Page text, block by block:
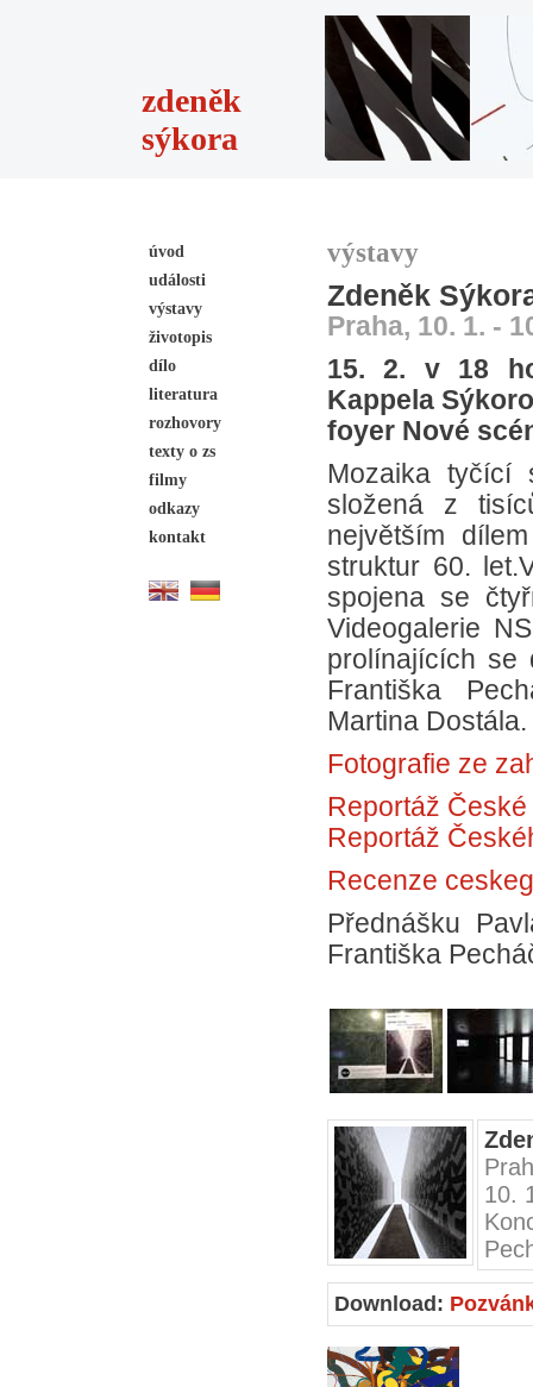
zdeněk
sýkora
úvod
události
výstavy
životopis
dílo
literatura
rozhovory
texty o zs
filmy
odkazy
kontakt
výstavy
Zdeněk
Praha, 10. 1. -
15. 2. v 18
Kappela
foyer Nové
Mozaika tyčící
složená z
největším
struktur 60.
spojena se
Videogalerie
prolínajících se
Františka
Martina Dostála.
Fotografie ze
Reportáž
Reportáž
Recenze
Přednášku
Františka
10.
Download: